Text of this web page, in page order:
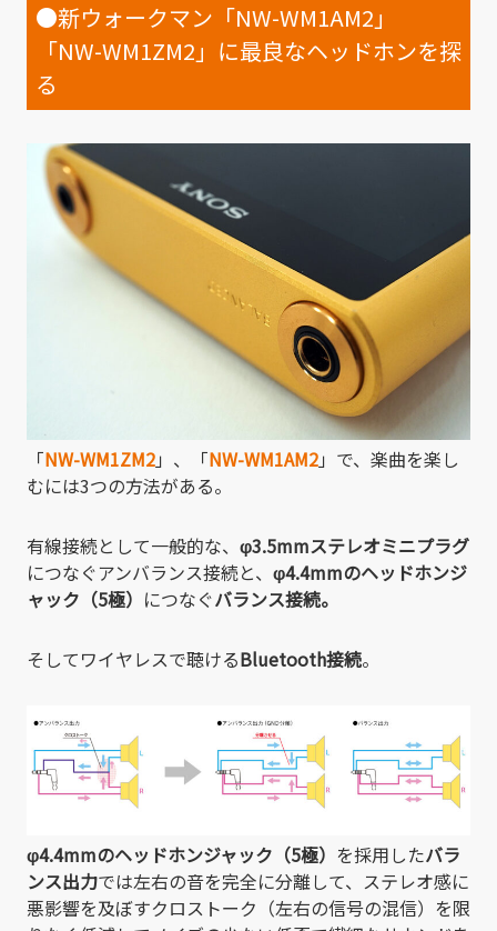
●新ウォークマン「NW-WM1AM2」
「NW-WM1ZM2」に最良なヘッドホンを探
る
「NW-WM1ZM2」、「NW-WM1AM2」で、楽曲を楽し
むには3つの方法がある。
有線接続として一般的な、 φ3.5mmステレオミニプラグ
につなぐアンバランス接続と、 φ4.4mmのヘッドホンジ
ャック（5極） につなぐバランス接続。
そしてワイヤレスで聴けるBluetooth接続。
φ4.4mmのヘッドホンジャック（5極） を採用したバラ
ンス出力では左右の音を完全に分離して、ステレオ感に
悪影響を及ぼすクロストーク（左右の信号の混信）を限